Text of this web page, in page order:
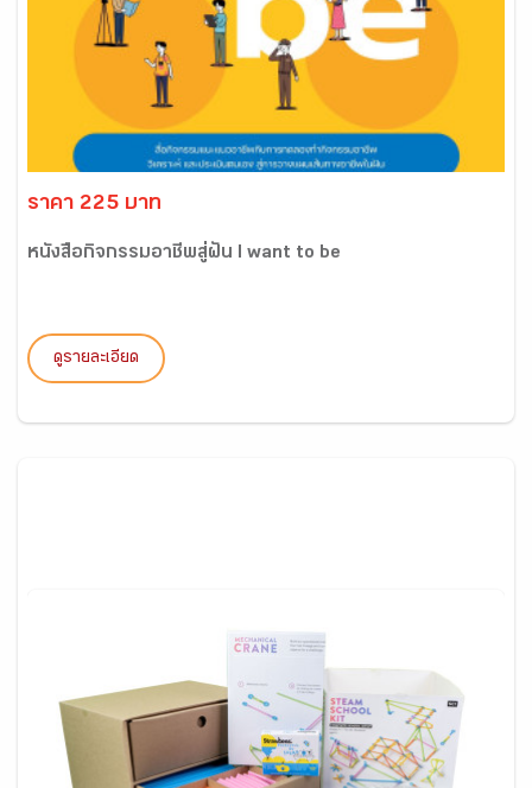
ราคา 225 บาท
หนังสือกิจกรรมอาชีพสู่ฝัน I want to be
ดูรายละเอียด